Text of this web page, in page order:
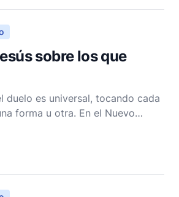
las formas más poderosas y
pode
sobre los que
duelo es universal, tocando cada
forma u otra. En el Nuevo
brindan consuelo y esperanza
duelo. Sus enseñanzas sobre
son profundamente
t